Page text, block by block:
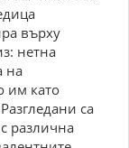
върху
нетна
на
им като
са
различна